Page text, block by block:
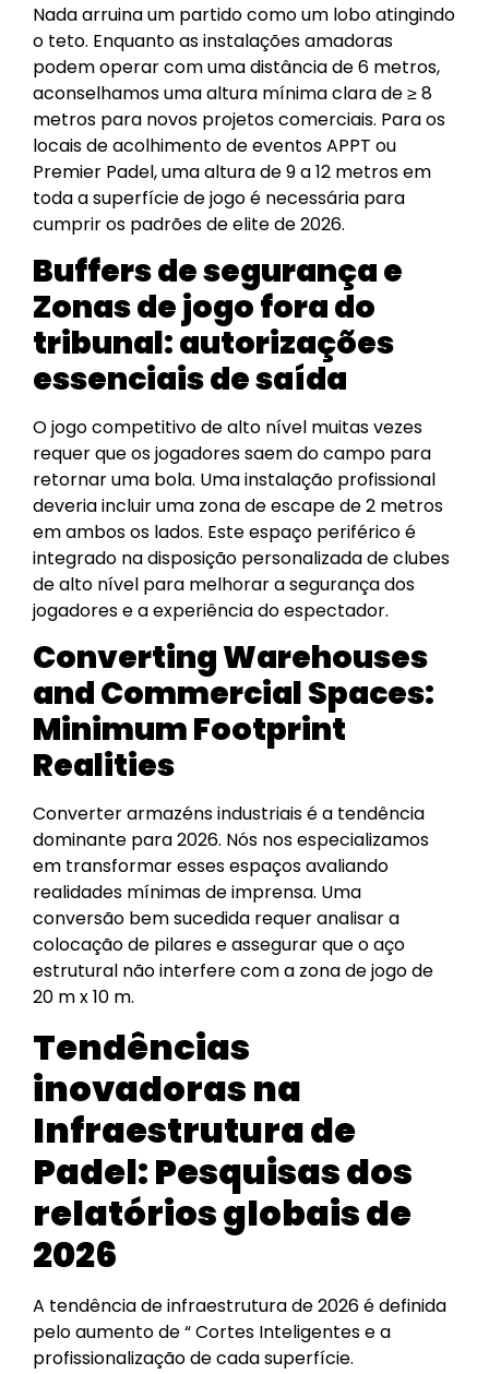
Nada arruina um partido como um lobo atingindo
o teto. Enquanto as instalações amadoras
podem operar com uma distância de 6 metros,
aconselhamos uma altura mínima clara de ≥ 8
metros para novos projetos comerciais. Para os
locais de acolhimento de eventos APPT ou
Premier Padel, uma altura de 9 a 12 metros em
toda a superfície de jogo é necessária para
cumprir os padrões de elite de 2026.
Buffers de segurança e
Zonas de jogo fora do
tribunal: autorizações
essenciais de saída
O jogo competitivo de alto nível muitas vezes
requer que os jogadores saem do campo para
retornar uma bola. Uma instalação profissional
deveria incluir uma zona de escape de 2 metros
em ambos os lados. Este espaço periférico é
integrado na disposição personalizada de clubes
de alto nível para melhorar a segurança dos
jogadores e a experiência do espectador.
Converting Warehouses
and Commercial Spaces:
Minimum Footprint
Realities
Converter armazéns industriais é a tendência
dominante para 2026. Nós nos especializamos
em transformar esses espaços avaliando
realidades mínimas de imprensa. Uma
conversão bem sucedida requer analisar a
colocação de pilares e assegurar que o aço
estrutural não interfere com a zona de jogo de
20 m x 10 m.
Tendências
inovadoras na
Infraestrutura de
Padel: Pesquisas dos
relatórios globais de
2026
A tendência de infraestrutura de 2026 é definida
pelo aumento de “ Cortes Inteligentes e a
profissionalização de cada superfície.